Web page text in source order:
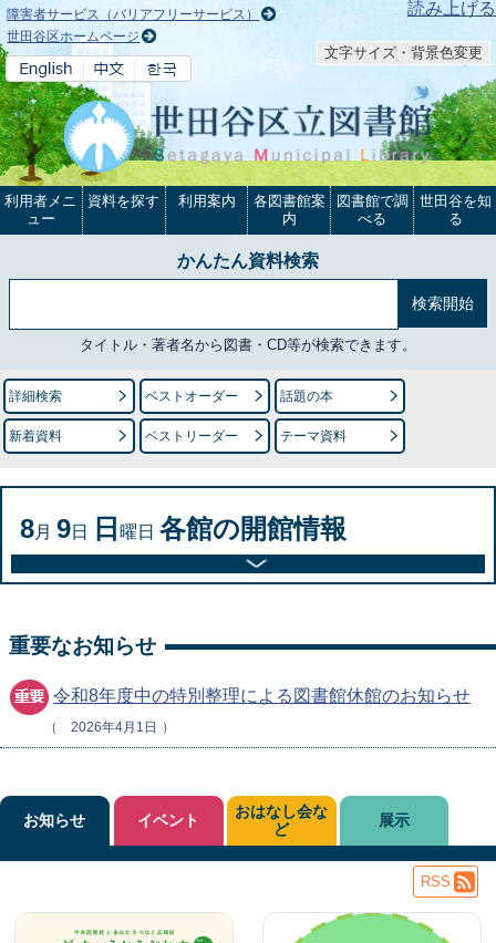
本文へ 読み上げる
障害者サービス（バリアフリーサービス）
世田谷区ホームページ
文字サイズ・背景色変更
利用者メニ
ュー
資料を探す 利用案内
各図書館案
内
図書館で調
べる
世田谷を知
る
かんたん資料検索
タイトル・著者名から図書・CD等が検索できます。
詳細検索 ベストオーダー 話題の本
新着資料 ベストリーダー テーマ資料
8月 9日 日 曜日 各館の開館情報
重要なお知らせ
令和8年度中の特別整理による図書館休館のお知らせ
2026年4月1日
お知らせ イベント
おはなし会な
ど
展示
RSS